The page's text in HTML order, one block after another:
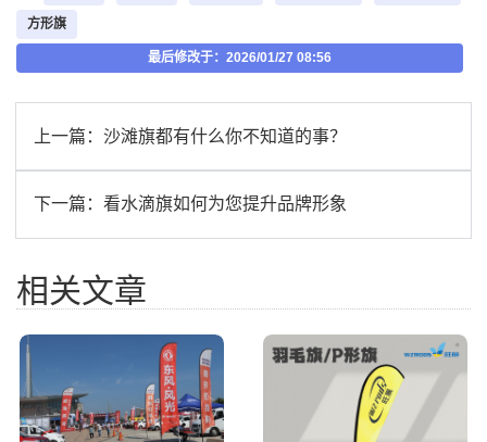
方形旗
最后修改于：2026/01/27 08:56
上一篇： 沙滩旗都有什么你不知道的事？
下一篇： 看水滴旗如何为您提升品牌形象
相关文章